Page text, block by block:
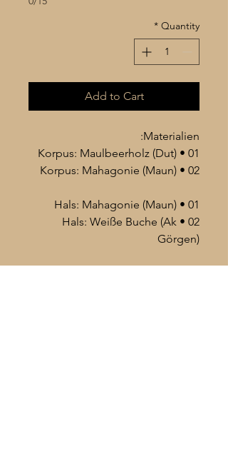
Quantity
*
Add to Cart
Materialien:
01 • Korpus: Maulbeerholz (Dut)
02 • Korpus: Mahagonie (Maun)
01 • Hals: Mahagonie (Maun)
02 • Hals: Weiße Buche (Ak
Görgen)